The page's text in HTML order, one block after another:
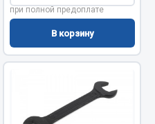
при полной предоплате
В корзину